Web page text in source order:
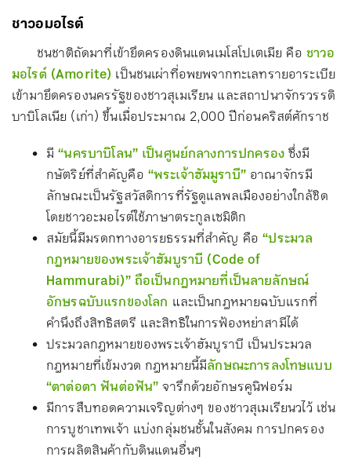
ชาวอมอไรต์
ชนชาติถัดมาที่เข้ายึดครองดินแดนเมโสโปเตเมีย คือ ชาวอ
มอไรต์ (Amorite) เป็นชนเผ่าที่อพยพจากทะเลทรายอาระเบีย
เข้ามายึดครองนครรัฐของชาวสุเมเรียน และสถาปนาจักรวรรดิ
บาบิโลเนีย (เก่า) ขึ้นเมื่อประมาณ 2,000 ปีก่อนคริสต์ศักราช
มี“นครบาบิโลน” เป็นศูนย์กลางการปกครองซึ่งมี
กษัตริย์ที่สำคัญคือ “พระเจ้าฮัมมูราบี” อาณาจักรมี
ลักษณะเป็นรัฐสวัสดิการที่รัฐดูแลพลเมืองอย่างใกล้ชิด
โดยชาวอะมอไรต์ใช้ภาษาตระกูลเซมิติก
สมัยนี้มีมรดกทางอารยธรรมที่สำคัญ คือ“ประมวล
กฎหมายของพระเจ้าฮัมบูราบี (Code of
Hammurabi)” ถือเป็นกฎหมายที่เป็นลายลักษณ์
อักษรฉบับแรกของโลก และเป็นกฎหมายฉบับแรกที่
คำนึงถึงสิทธิสตรี และสิทธิในการฟ้องหย่าสามีได้
ประมวลกฎหมายของพระเจ้าฮัมบูราบี เป็นประมวล
กฎหมายที่เข้มงวด กฎหมายนี้มีลักษณะการลงโทษแบบ
“ตาต่อตา ฟันต่อฟัน”จารึกด้วยอักษรคูนิฟอร์ม
มีการสืบทอดความเจริญต่างๆ ของชาวสุเมเรียนวไว้ เช่น
การบูชาเทพเจ้า แบ่งกลุ่มชนชั้นในสังคม การปกครอง
การผลิตสินค้ากับดินแดนอื่นๆ